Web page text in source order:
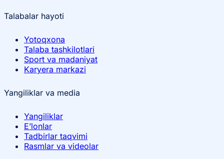
Talabalar hayoti
Yotoqxona
Talaba tashkilotlari
Sport va madaniyat
Karyera markazi
Yangiliklar va media
Yangiliklar
E’lonlar
Tadbirlar taqvimi
Rasmlar va videolar